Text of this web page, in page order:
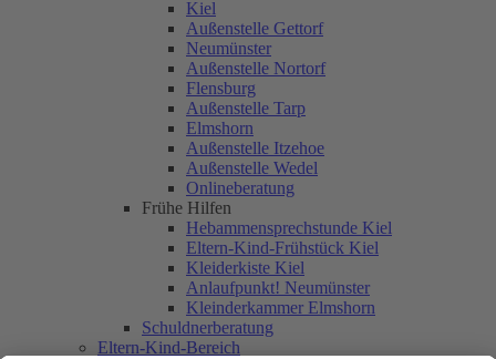
Kiel
Außenstelle Gettorf
Neumünster
Außenstelle Nortorf
Flensburg
Außenstelle Tarp
Elmshorn
Außenstelle Itzehoe
Außenstelle Wedel
Onlineberatung
Frühe Hilfen
Hebammensprechstunde Kiel
Eltern-Kind-Frühstück Kiel
Kleiderkiste Kiel
Anlaufpunkt! Neumünster
Kleinderkammer Elmshorn
Schuldnerberatung
Eltern-Kind-Bereich